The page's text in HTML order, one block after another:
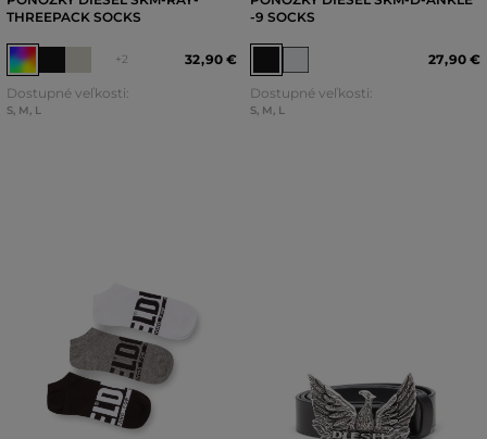
THREEPACK SOCKS
+2 32,90 €
Dostupné veľkosti:
S, M L
-9 SOCKS
27,90 €
Dostupné veľkosti:
S, M L